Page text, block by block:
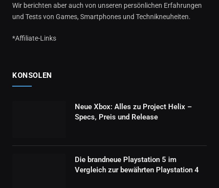
Wir berichten aber auch von unseren persönlichen Erfahrungen
und Tests von Games, Smartphones und Technikneuheiten.
*Affiliate-Links
KONSOLEN
Neue Xbox: Alles zu Project Helix –
Specs, Preis und Release
Die brandneue Playstation 5 im
Vergleich zur bewährten Playstation 4